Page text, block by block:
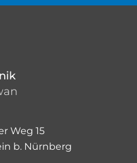
Weg 15
b. Nürnberg